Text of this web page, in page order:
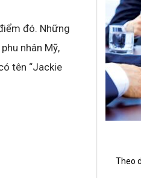
đó. Những
nhân Mỹ,
tên “Jackie